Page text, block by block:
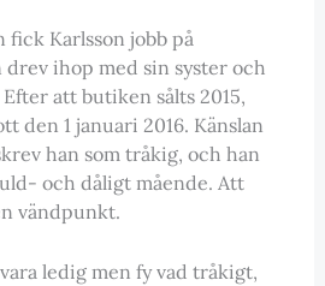
Karlsson jobb på
ihop med sin syster och
att butiken sålts 2015,
den 1 januari 2016. Känslan
han som tråkig, och han
och dåligt mående. Att
vändpunkt.
ledig men fy vad tråkigt,